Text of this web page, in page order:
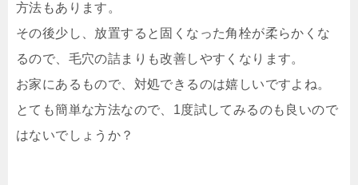
方法もあります。
その後少し、放置すると固くなった角栓が柔らかくな
るので、毛穴の詰まりも改善しやすくなります。
お家にあるもので、対処できるのは嬉しいですよね。
とても簡単な方法なので、1度試してみるのも良いので
はないでしょうか？